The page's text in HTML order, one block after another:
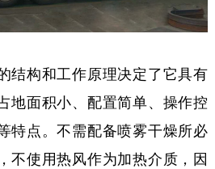
结构和工作原理决定了它具有
地面积小、配置简单、操作控
特点。不需配备喷雾干燥所必
不使用热风作为加热介质，因